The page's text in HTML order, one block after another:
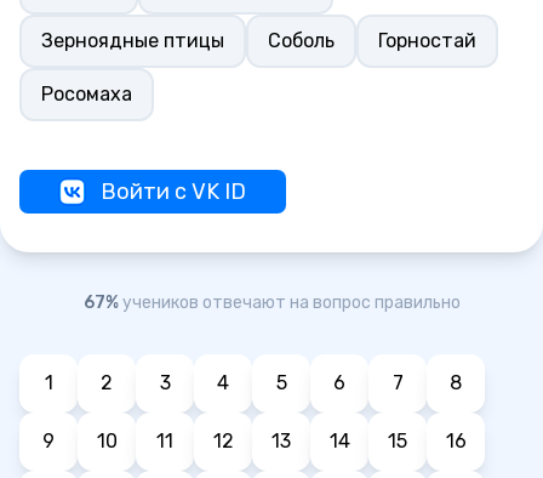
Зерноядные птицы Соболь Горностай
Росомаха
Войти с VK ID
67%учеников отвечают на вопрос правильно
1 2 3 4 5 6 7 8
9 10 11 12 13 14 15 16